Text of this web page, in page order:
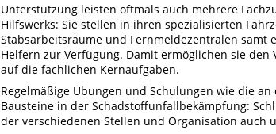
Unterstützung leisten oftmals auch mehrere
Hilfswerks: Sie stellen in ihren spezialisierten
Stabsarbeitsräume und Fernmeldezentralen samt
Helfern zur Verfügung. Damit ermöglichen sie
auf die fachlichen Kernaufgaben.
Regelmäßige Übungen und Schulungen wie die
Bausteine in der Schadstoffunfallbekämpfung:
der verschiedenen Stellen und Organisation